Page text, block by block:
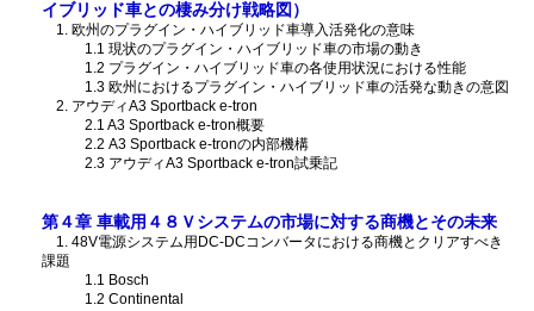
イブリッド車との棲み分け戦略図）
1. 欧州のプラグイン・ハイブリッド車導入活発化の意味
1.1 現状のプラグイン・ハイブリッド車の市場の動き
1.2 プラグイン・ハイブリッド車の各使用状況における性能
1.3 欧州におけるプラグイン・ハイブリッド車の活発な動きの意図
2. アウディA3 Sportback e-tron
2.1 A3 Sportback e-tron概要
2.2 A3 Sportback e-tronの内部機構
2.3 アウディA3 Sportback e-tron試乗記
第４章 車載用４８Ｖシステムの市場に対する商機とその未来
1. 48V電源システム用DC-DCコンバータにおける商機とクリアすべき
課題
1.1 Bosch
1.2 Continental